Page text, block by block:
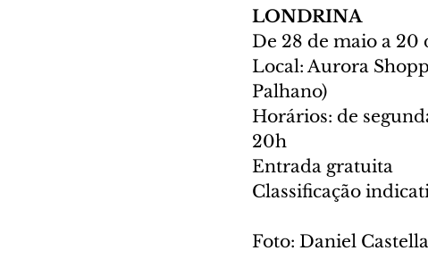
LONDRINA
De 28 de maio a 20
Local: Aurora
Palhano)
Horários: de
20h
Entrada gratuita
Classificação
Foto: Daniel